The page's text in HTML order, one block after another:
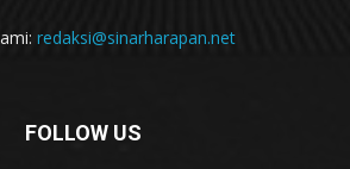
redaksi@sinarharapan.net
FOLLOW US